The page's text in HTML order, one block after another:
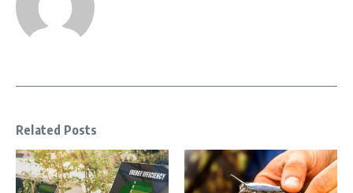
Related Posts